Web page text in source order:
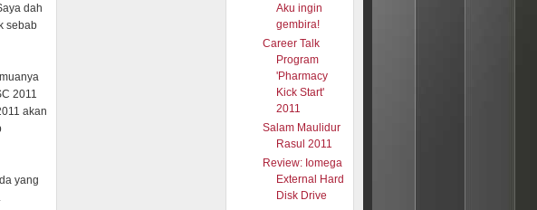
dah
sebab
2011
akan
yang
Aku ingin
gembira!
Career Talk
Program
'Pharmacy
Kick Start'
2011
Salam Maulidur
Rasul 2011
Review: Iomega
External Hard
Disk Drive